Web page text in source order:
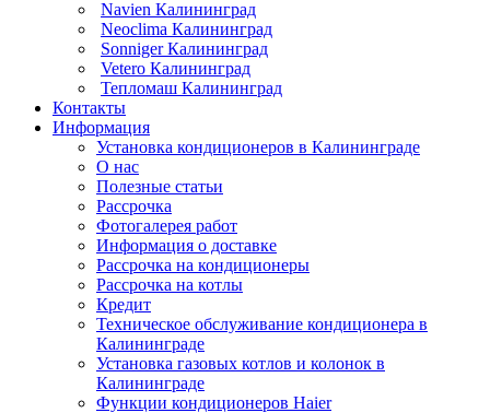
Navien Калининград
Neoclima Калининград
Sonniger Калининград
Vetero Калининград
Тепломаш Калининград
Контакты
Информация
Установка кондиционеров в Калининграде
О нас
Полезные статьи
Рассрочка
Фотогалерея работ
Информация о доставке
Рассрочка на кондиционеры
Рассрочка на котлы
Кредит
Техническое обслуживание кондиционера в
Калининграде
Установка газовых котлов и колонок в
Калининграде
Функции кондиционеров Haier